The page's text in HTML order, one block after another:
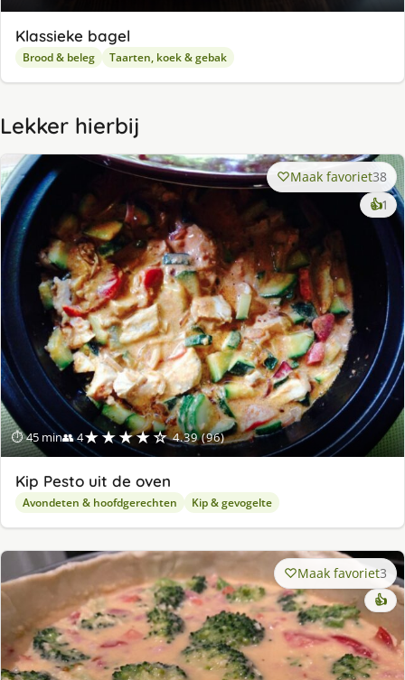
Klassieke bagel
Brood & beleg Taarten, koek & gebak
Lekker hierbij
⏱ 45 min👥 4★★★★☆ 4.39 (96)
Maak favoriet38
👍1
Kip Pesto uit de oven
Avondeten & hoofdgerechten Kip & gevogelte
Maak favoriet3
👍